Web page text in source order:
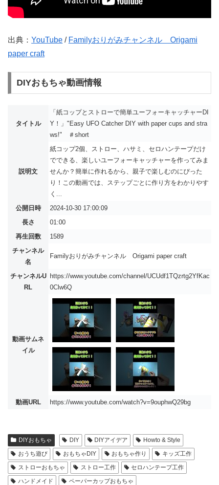
出典： YouTube / Familyおりがみチャンネル Origami
paper craft
DIYおもちゃ動画情報
タイトル
「紙コップとストローで簡単ユーフォーキャッチャーDI
Y！」"Easy UFO Catcher DIY with paper cups and stra
ws!" ＃short
説明文
紙コップ2個、ストロー、ハサミ、セロハンテープだけ
でできる、楽しいユーフォーキャッチャーを作ってみま
せんか？簡単に作れるから、親子で楽しむのにぴった
り！この動画では、ステップごとに作り方をわかりやす
く...
公開日時
2024-10-30 17:00:09
長さ
01:00
再生回数
1589
チャンネル
名
Familyおりがみチャンネル Origami paper craft
チャンネルU
RL
https://www.youtube.com/channel/UCUdf1TQzrtg2YfKac
0Clw6Q
動画サムネ
イル
動画URL https://www.youtube.com/watch?v=9ouphwQ29bg
DIYおもちゃ DIY DIYアイデア
Howto & Style
おうち遊び
おもちゃDIY おもちゃ作り
キッズ工作
ストローおもちゃ
ストロー工作
セロハンテープ工作
ハンドメイド
ペーパーカップおもちゃ